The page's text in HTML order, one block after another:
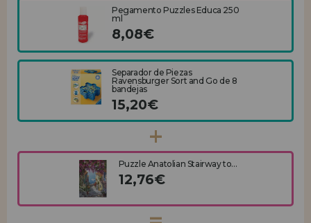
Pegamento Puzzles Educa 250
ml
8,08€
Separador de Piezas
Ravensburger Sort and Go de 8
bandejas
15,20€
Puzzle Anatolian Stairway to...
12,76€